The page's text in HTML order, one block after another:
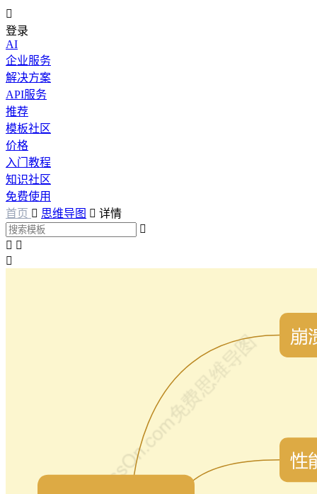

登录
AI
企业服务
解决方案
API服务
推荐
模板社区
价格
入门教程
知识社区
免费使用
首页  思维导图  详情

 
